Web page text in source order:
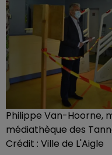
Philippe Van-Hoorne,
médiathèque des
Crédit : Ville de L'Aigle